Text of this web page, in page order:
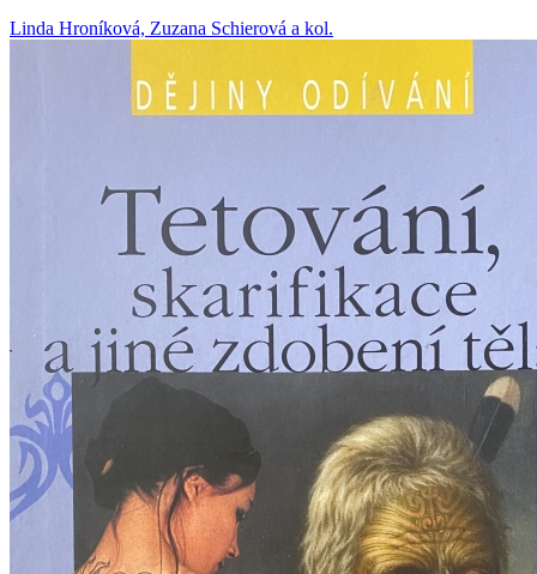
Linda Hroníková, Zuzana Schierová a kol.